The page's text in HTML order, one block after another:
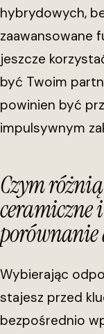
hybrydowych,
zaawansowane
jeszcze
być Twoim
powinien być
impulsywnym
Czym
ceramiczne
Wybierając
stajesz przed
bezpośrednio